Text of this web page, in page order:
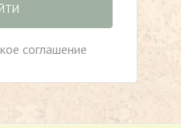
соглашение